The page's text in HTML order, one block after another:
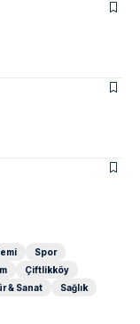
Spor
Çiftlikköy
& Sanat Sağlık